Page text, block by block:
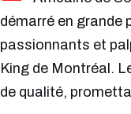
démarré en grande
passionnants et
King de Montréal.
de qualité,